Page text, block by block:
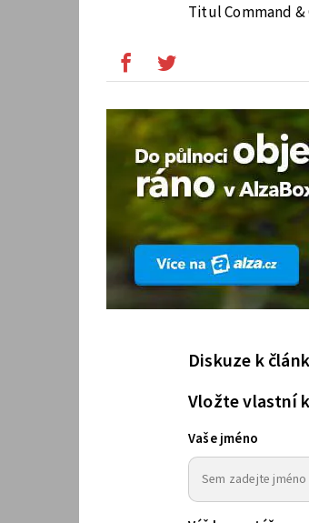
Titul Command &
Diskuze k
Vložte vlastní
Vaše jméno